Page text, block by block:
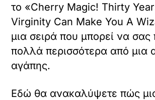
το «Cherry Magic! Thirty
Virginity Can Make You A
μια σειρά που μπορεί να σας
πολλά περισσότερα από μια
αγάπης.
Εδώ θα ανακαλύψετε πώς